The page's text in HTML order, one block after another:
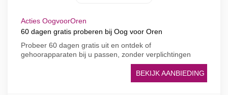
Acties OogvoorOren
60 dagen gratis proberen bij Oog voor Oren
Probeer 60 dagen gratis uit en ontdek of
gehoorapparaten bij u passen, zonder verplichtingen
BEKIJK AANBIEDING